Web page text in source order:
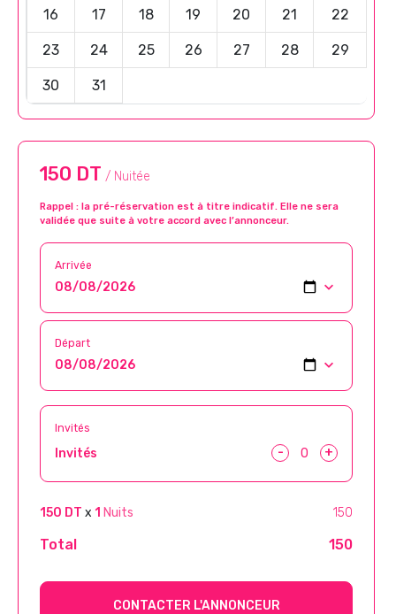
16 17 18 19 20 21 22
23 24 25 26 27 28 29
30 31
150 DT / Nuitée
Rappel : la pré-réservation est à titre indicatif. Elle ne sera
validée que suite à votre accord avec l’annonceur.
Arrivée
Départ
Invités
Invités - +
150 DT x 1 Nuits 150
Total 150
CONTACTER L'ANNONCEUR